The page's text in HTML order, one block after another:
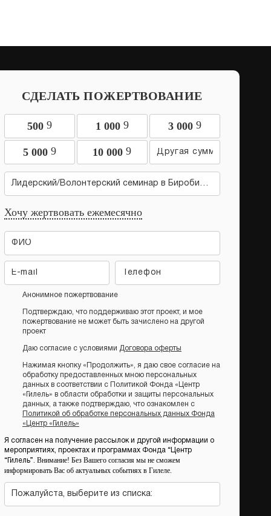
СДЕЛАТЬ ПОЖЕРТВОВАНИЕ
500 9 1 000 9 3 000 9
5 000 9 10 0009
Лидерский/Волонтерский семинар в Биробиджане
Хочу жертвовать ежемесячно
Анонимное пожертвование
Подтверждаю, что поддерживаю этот проект, и мое
пожертвование не может быть зачислено на другой
проект
Даю согласие с условиями Договора оферты
Нажимая кнопку «Продолжить», я даю свое согласие на
обработку предоставленных мною персональных
данных в соответствии с Политикой Фонда «Центр
«Гилель» в области обработки и защиты персональных
данных, а также подтверждаю, что ознакомлен с
Политикой об обработке персональных данных Фонда
«Центр «Гилель»
Я согласен на получение рассылок и другой информации о
мероприятиях, проектах и программах Фонда “Центр
“Гилель”. Внимание! Без Вашего согласия мы не сможем
информировать Вас об актуальных событиях в Гилеле.
Пожалуйста, выберите из списка: